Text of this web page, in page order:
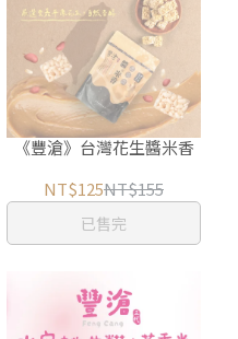
《豐滄》台灣花生醬米香
NT$125NT$155
已售完